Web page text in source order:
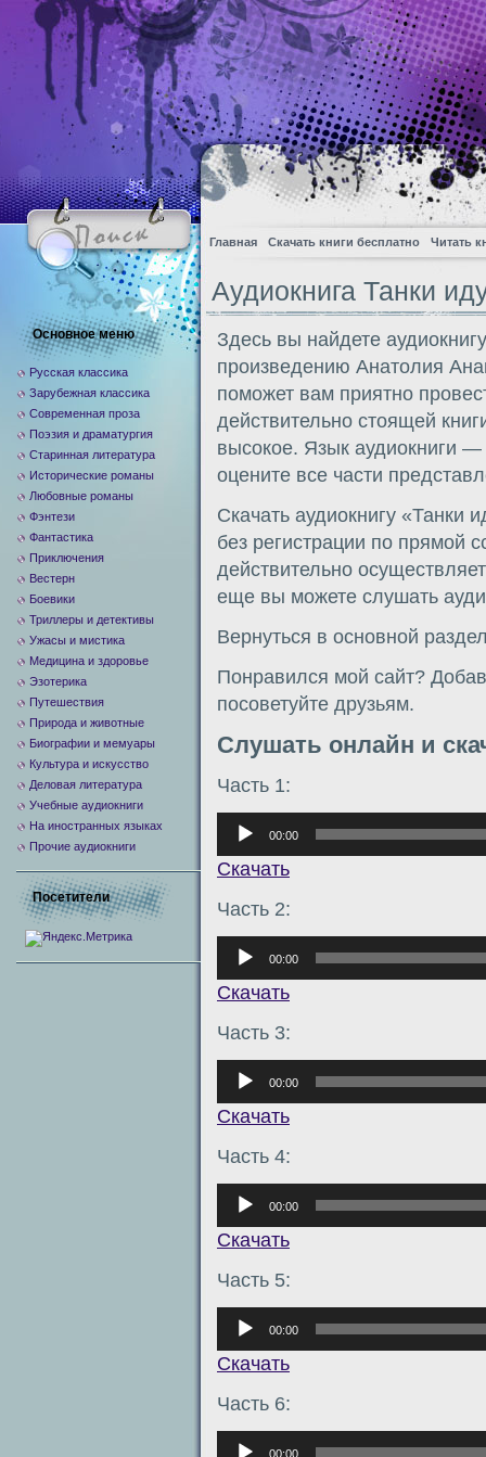
Главная Скачать книги бесплатно Читать
Аудиокнига Танки
Здесь вы найдете
произведению Анатолия
поможет вам приятно
действительно стоящей
высокое. Язык аудиокниги
оцените все части
Скачать аудиокнигу «Танки
без регистрации по прямой
действительно
еще вы можете слушать
Вернуться в основной
Понравился мой сайт?
посоветуйте друзьям.
Слушать онлайн и
Часть 1:
Аудиоплеер
00:00
Скачать
Часть 2:
Аудиоплеер
00:00
Скачать
Часть 3:
Аудиоплеер
00:00
Скачать
Часть 4:
Аудиоплеер
00:00
Скачать
Часть 5:
Аудиоплеер
00:00
Скачать
Часть 6:
Аудиоплеер
00:00
Основное меню
Русская классика
Зарубежная классика
Современная проза
Поэзия и драматургия
Старинная литература
Исторические романы
Любовные романы
Фэнтези
Фантастика
Приключения
Вестерн
Боевики
Триллеры и детективы
Ужасы и мистика
Медицина и здоровье
Эзотерика
Путешествия
Природа и животные
Биографии и мемуары
Культура и искусство
Деловая литература
Учебные аудиокниги
На иностранных языках
Прочие аудиокниги
Посетители